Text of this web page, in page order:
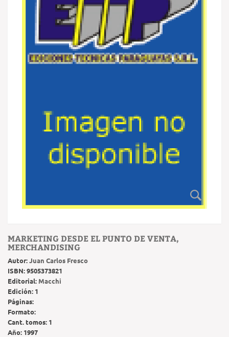
MARKETING DESDE EL PUNTO DE VENTA,
MERCHANDISING
Autor:Juan Carlos Fresco
ISBN:9505373821
Editorial: Macchi
Edición: 1
Páginas:
Formato:
Cant. tomos: 1
Año: 1997